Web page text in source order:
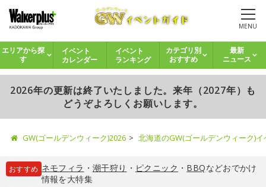
MENU
エリアから探
す
イベント
カレンダー
イベント
ランキング
カテゴリ別
おすすめ
最新
ニュース
2026年の更新は終了いたしました。来年（2027年）も
どうぞよろしくお願いします。
GW(ゴールデンウィーク)2026 北海道のGW(ゴールデンウィーク)
おすすめ ネモフィラ ・ 潮干狩り ・ ピクニック ・ BBQなどおでかけ
情報を大特集